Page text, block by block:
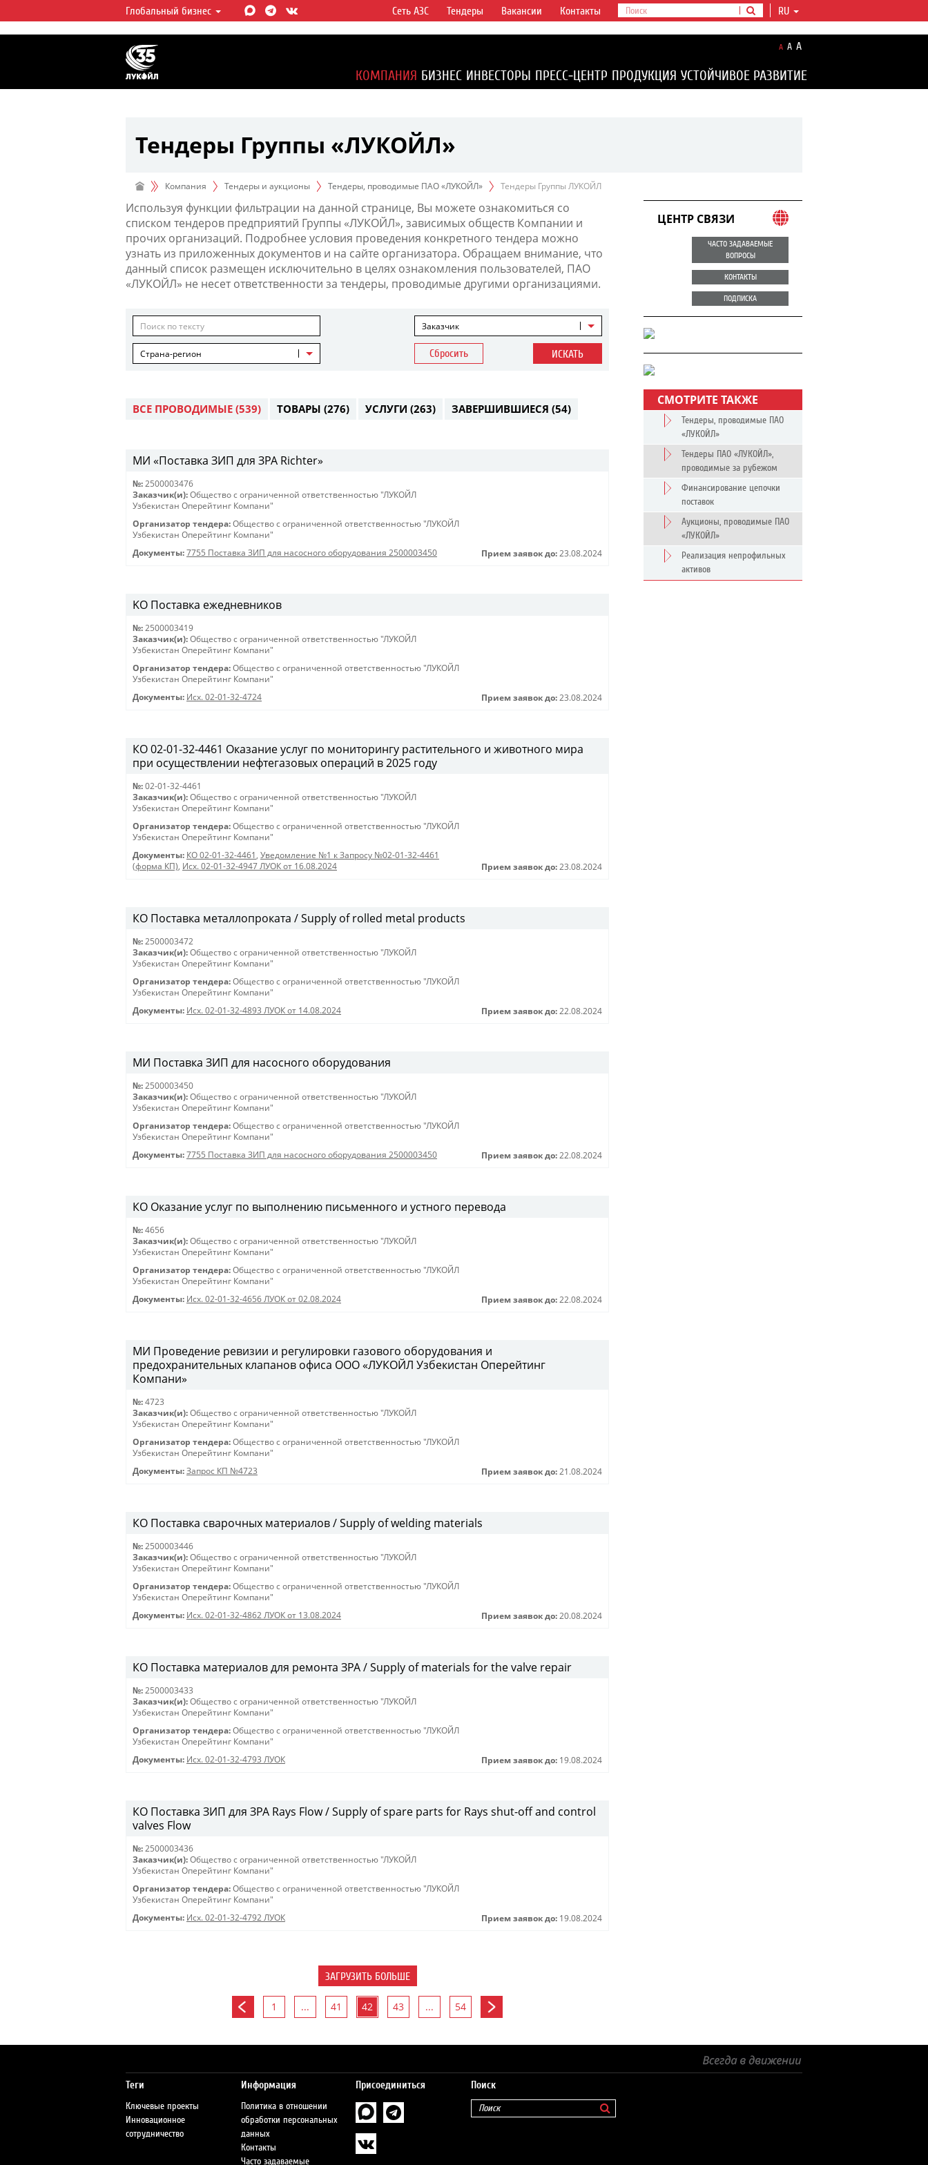
ЛУКОЙЛ СЕГОДНЯ
ЛУКОЙЛ — одна из крупнейших вертикально
интегрированных нефтегазовых компаний в
мире, на долю которой приходится более 2%
мировой добычи нефти и около 1% доказанных
Глобальный бизнес RU
Сеть АЗС Тендеры Вакансии Контакты
A A A
КОМПАНИЯ БИЗНЕС ИНВЕСТОРЫ ПРЕСС-ЦЕНТР ПРОДУКЦИЯ УСТОЙЧИВОЕ РАЗВИТИЕ
Тендеры Группы «ЛУКОЙЛ»
Компания Тендеры и аукционы Тендеры, проводимые ПАО «ЛУКОЙЛ» Тендеры Группы ЛУКОЙЛ
Используя функции фильтрации на данной странице, Вы можете ознакомиться со
списком тендеров предприятий Группы «ЛУКОЙЛ», зависимых обществ Компании и
прочих организаций. Подробнее условия проведения конкретного тендера можно
узнать из приложенных документов и на сайте организатора. Обращаем внимание, что
данный список размещен исключительно в целях ознакомления пользователей, ПАО
«ЛУКОЙЛ» не несет ответственности за тендеры, проводимые другими организациями.
Заказчик
Страна-регион Сбросить ИСКАТЬ
ВСЕ ПРОВОДИМЫЕ (539) ТОВАРЫ (276) УСЛУГИ (263) ЗАВЕРШИВШИЕСЯ (54)
МИ «Поставка ЗИП для ЗРА Richter»
№: 2500003476
Заказчик(и): Общество с ограниченной ответственностью "ЛУКОЙЛ
Узбекистан Оперейтинг Компани"
Организатор тендера: Общество с ограниченной ответственностью "ЛУКОЙЛ
Узбекистан Оперейтинг Компани"
Документы: 7755 Поставка ЗИП для насосного оборудования 2500003450 Прием заявок до: 23.08.2024
KO Поставка ежедневников
№: 2500003419
Заказчик(и): Общество с ограниченной ответственностью "ЛУКОЙЛ
Узбекистан Оперейтинг Компани"
Организатор тендера: Общество с ограниченной ответственностью "ЛУКОЙЛ
Узбекистан Оперейтинг Компани"
Документы: Исх. 02-01-32-4724 Прием заявок до: 23.08.2024
КО 02-01-32-4461 Оказание услуг по мониторингу растительного и животного мира
при осуществлении нефтегазовых операций в 2025 году
№: 02-01-32-4461
Заказчик(и): Общество с ограниченной ответственностью "ЛУКОЙЛ
Узбекистан Оперейтинг Компани"
Организатор тендера: Общество с ограниченной ответственностью "ЛУКОЙЛ
Узбекистан Оперейтинг Компани"
Документы: КО 02-01-32-4461 , Уведомление №1 к Запросу №02-01-32-4461
(форма КП), Исх. 02-01-32-4947 ЛУОК от 16.08.2024 Прием заявок до: 23.08.2024
КО Поставка металлопроката / Supply of rolled metal products
№: 2500003472
Заказчик(и): Общество с ограниченной ответственностью "ЛУКОЙЛ
Узбекистан Оперейтинг Компани"
Организатор тендера: Общество с ограниченной ответственностью "ЛУКОЙЛ
Узбекистан Оперейтинг Компани"
Документы: Исх. 02-01-32-4893 ЛУОК от 14.08.2024 Прием заявок до: 22.08.2024
МИ Поставка ЗИП для насосного оборудования
№: 2500003450
Заказчик(и): Общество с ограниченной ответственностью "ЛУКОЙЛ
Узбекистан Оперейтинг Компани"
Организатор тендера: Общество с ограниченной ответственностью "ЛУКОЙЛ
Узбекистан Оперейтинг Компани"
Документы: 7755 Поставка ЗИП для насосного оборудования 2500003450 Прием заявок до: 22.08.2024
КО Оказание услуг по выполнению письменного и устного перевода
№: 4656
Заказчик(и): Общество с ограниченной ответственностью "ЛУКОЙЛ
Узбекистан Оперейтинг Компани"
Организатор тендера: Общество с ограниченной ответственностью "ЛУКОЙЛ
Узбекистан Оперейтинг Компани"
Документы: Исх. 02-01-32-4656 ЛУОК от 02.08.2024 Прием заявок до: 22.08.2024
МИ Проведение ревизии и регулировки газового оборудования и
предохранительных клапанов офиса ООО «ЛУКОЙЛ Узбекистан Оперейтинг
Компани»
№: 4723
Заказчик(и): Общество с ограниченной ответственностью "ЛУКОЙЛ
Узбекистан Оперейтинг Компани"
Организатор тендера: Общество с ограниченной ответственностью "ЛУКОЙЛ
Узбекистан Оперейтинг Компани"
Документы: Запрос КП №4723 Прием заявок до: 21.08.2024
КО Поставка сварочных материалов / Supply of welding materials
№: 2500003446
Заказчик(и): Общество с ограниченной ответственностью "ЛУКОЙЛ
Узбекистан Оперейтинг Компани"
Организатор тендера: Общество с ограниченной ответственностью "ЛУКОЙЛ
Узбекистан Оперейтинг Компани"
Документы: Исх. 02-01-32-4862 ЛУОК от 13.08.2024 Прием заявок до: 20.08.2024
КО Поставка материалов для ремонта ЗРА / Supply of materials for the valve repair
№: 2500003433
Заказчик(и): Общество с ограниченной ответственностью "ЛУКОЙЛ
Узбекистан Оперейтинг Компани"
Организатор тендера: Общество с ограниченной ответственностью "ЛУКОЙЛ
Узбекистан Оперейтинг Компани"
Документы: Исх. 02-01-32-4793 ЛУОК Прием заявок до: 19.08.2024
КО Поставка ЗИП для ЗРА Rays Flow / Supply of spare parts for Rays shut-off and control
valves Flow
№: 2500003436
Заказчик(и): Общество с ограниченной ответственностью "ЛУКОЙЛ
Узбекистан Оперейтинг Компани"
Организатор тендера: Общество с ограниченной ответственностью "ЛУКОЙЛ
Узбекистан Оперейтинг Компани"
Документы: Исх. 02-01-32-4792 ЛУОК Прием заявок до: 19.08.2024
ЗАГРУЗИТЬ БОЛЬШЕ
1 ... 41 42 43 ... 54
ЦЕНТР СВЯЗИ
ЧАСТО ЗАДАВАЕМЫЕ
ВОПРОСЫ
КОНТАКТЫ
ПОДПИСКА
СМОТРИТЕ ТАКЖЕ
Тендеры, проводимые ПАО
«ЛУКОЙЛ»
Тендеры ПАО «ЛУКОЙЛ»,
проводимые за рубежом
Финансирование цепочки
поставок
Аукционы, проводимые ПАО
«ЛУКОЙЛ»
Реализация непрофильных
активов
Теги
Ключевые проекты
Инновационное
сотрудничество
Информация
Политика в отношении
обработки персональных
данных
Контакты
Часто задаваемые
Присоединиться Поиск